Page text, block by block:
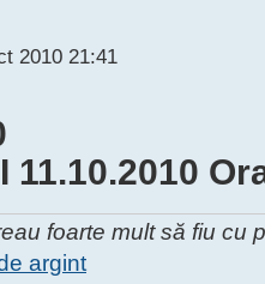
2010 21:41
foarte mult să fiu cu
argint